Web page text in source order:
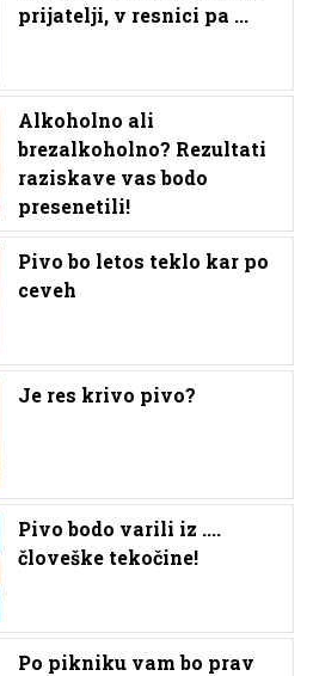
prijatelji, v resnici pa ...
Alkoholno ali
brezalkoholno? Rezultati
raziskave vas bodo
presenetili!
Pivo bo letos teklo kar po
ceveh
Je res krivo pivo?
Pivo bodo varili iz ....
človeške tekočine!
Po pikniku vam bo prav